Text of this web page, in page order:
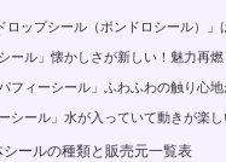
ップシール（ボンドロシール）」
ール」懐かしさが新しい！魅力再燃
フィーシール」ふわふわの触り心地
シール」水が入っていて動きが楽し
ールの種類と販売元一覧表